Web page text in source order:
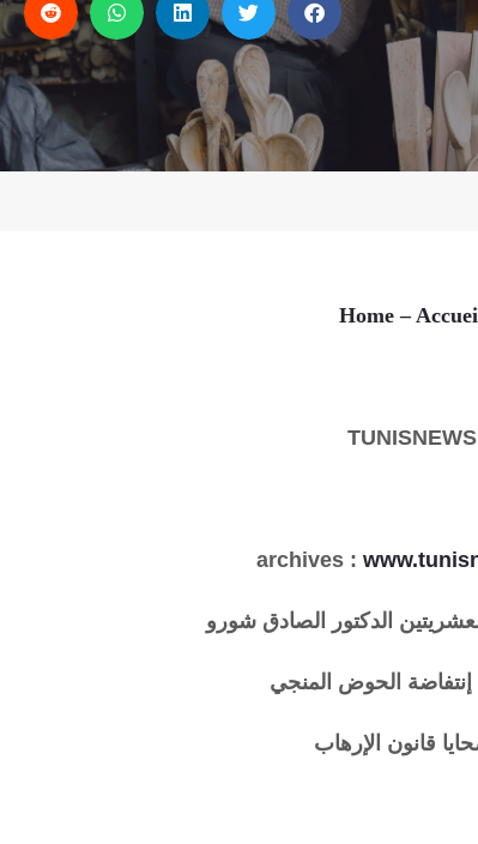
Home – Accuei
TUNISNEWS
archives :
الدكتور الصادق شورو
إنتفاضة الحوض المنجي
قانون الإرهاب